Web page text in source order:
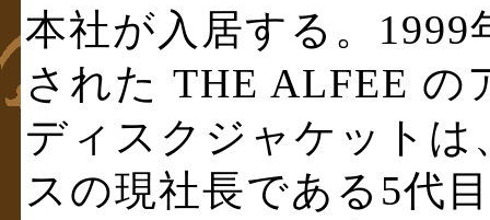
本社が入居する。1999
された THE ALFEE の
ディスクジャケットは
スの現社長である5代